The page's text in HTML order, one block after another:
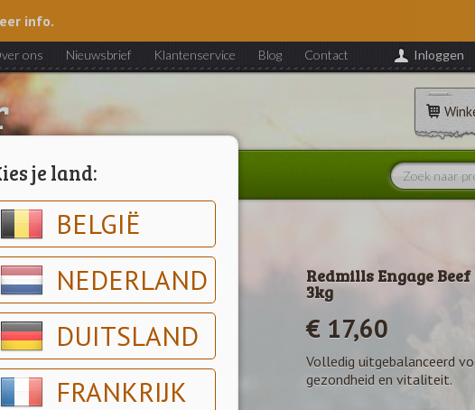
je land:
BELGIË
NEDERLAND
DUITSLAND
FRANKRIJK
info.
ons Nieuwsbrief Klantenservice Blog Contact Inloggen
& gebak
Engage
Redmills Engage
3kg
€ 17,60
Volledig uitgebalanceerd
gezondheid en vitaliteit.